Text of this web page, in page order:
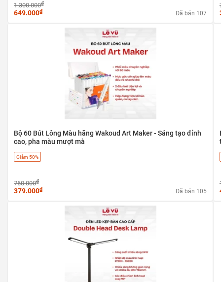
1.300.000₫
649.000₫ Đã bán 107
Bộ 60 Bút Lông Màu hãng Wakoud Art Maker - Sáng tạo đỉnh
cao, pha màu mượt mà
Giảm 50%
760.000₫
379.000₫ Đã bán 105